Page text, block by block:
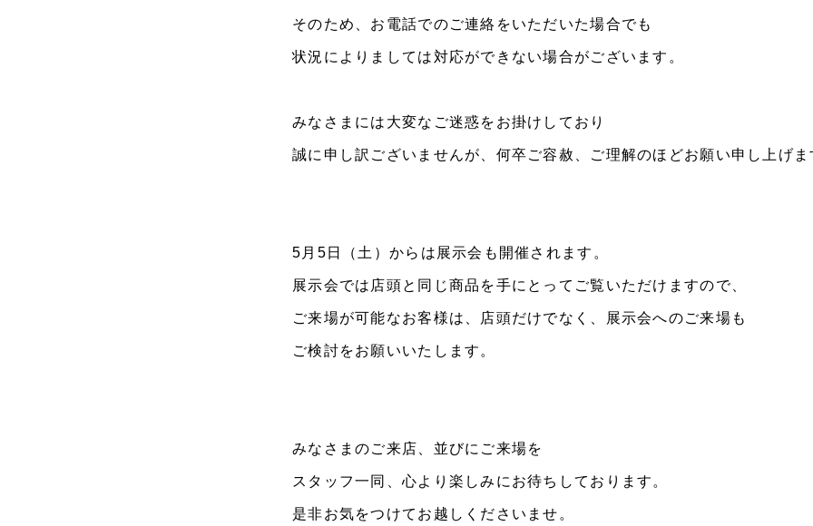
そのため、お電話でのご連絡をいただいた場合でも
状況によりましては対応ができない場合がございます。
みなさまには大変なご迷惑をお掛けしており
誠に申し訳ございませんが、何卒ご容赦、ご理解のほどお願い申し上げま
5月5日（土）からは展示会も開催されます。
展示会では店頭と同じ商品を手にとってご覧いただけますので、
ご来場が可能なお客様は、店頭だけでなく、展示会へのご来場も
ご検討をお願いいたします。
みなさまのご来店、並びにご来場を
スタッフ一同、心より楽しみにお待ちしております。
是非お気をつけてお越しくださいませ。